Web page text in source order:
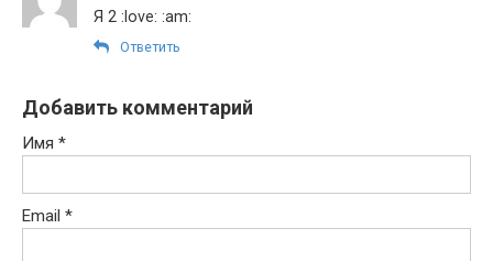
Я 2 :love: :am:
Ответить
Добавить комментарий
Имя *
Email *